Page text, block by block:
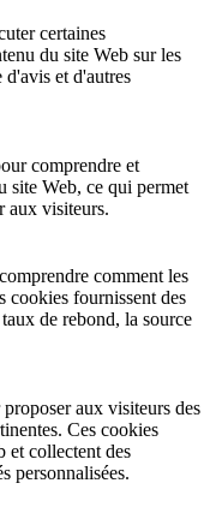
certaines
du site Web sur les
d'avis et d'autres
comprendre et
site Web, ce qui permet
aux visiteurs.
comment les
cookies fournissent des
de rebond, la source
aux visiteurs des
Ces cookies
et collectent des
personnalisées.